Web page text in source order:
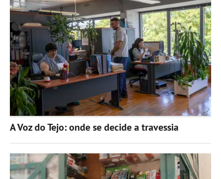
A Voz do Tejo: onde se decide a travessia